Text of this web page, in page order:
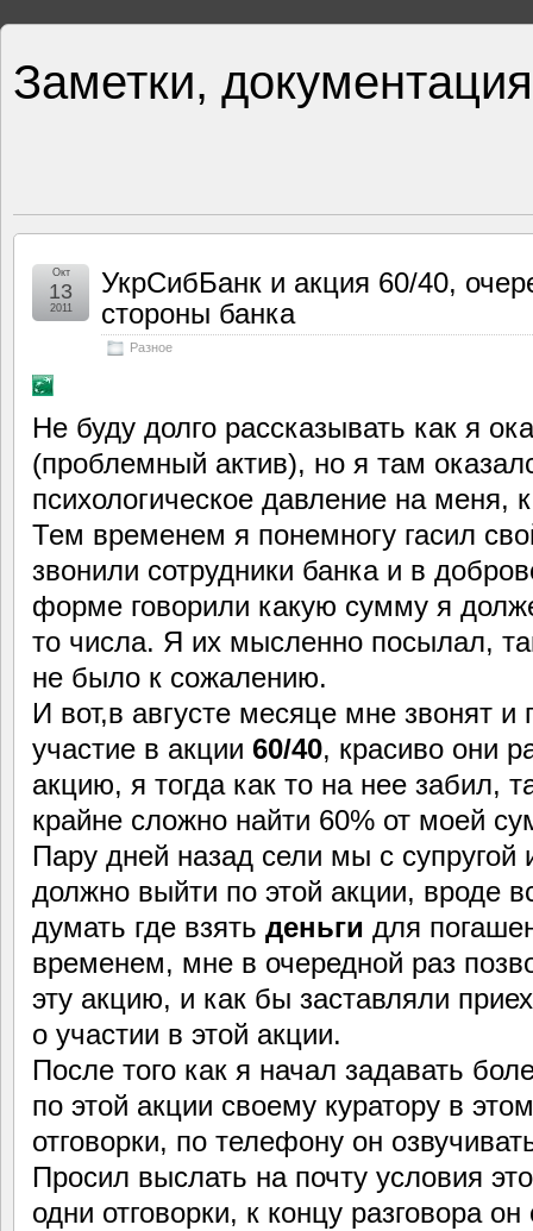
Заметки,
УкрСибБанк и акция 60/40,
стороны банка
Разное
Окт
13
2011
Не буду долго рассказывать как я
(проблемный актив), но я там
психологическое давление на меня,
Тем временем я понемногу гасил
звонили сотрудники банка и в
форме говорили какую сумму я
то числа. Я их мысленно посылал,
не было к сожалению.
И вот,в августе месяце мне звонят и
участие в акции 60/40, красиво они
акцию, я тогда как то на нее забил,
крайне сложно найти 60% от моей
Пару дней назад сели мы с супругой
должно выйти по этой акции, вроде
думать где взять деньги для
временем, мне в очередной раз
эту акцию, и как бы заставляли
о участии в этой акции.
После того как я начал задавать
по этой акции своему куратору в
отговорки, по телефону он
Просил выслать на почту условия
одни отговорки, к концу разговора